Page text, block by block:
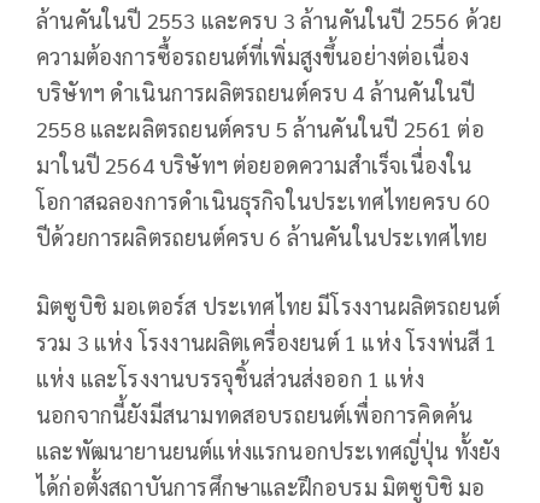
ล้านคันในปี 2553 และครบ 3 ล้านคันในปี 2556 ด้วย
ความต้องการซื้อรถยนต์ที่เพิ่มสูงขึ้นอย่างต่อเนื่อง
บริษัทฯ ดำเนินการผลิตรถยนต์ครบ 4 ล้านคันในปี
2558 และผลิตรถยนต์ครบ 5 ล้านคันในปี 2561 ต่อ
มาในปี 2564 บริษัทฯ ต่อยอดความสำเร็จเนื่องใน
โอกาสฉลองการดำเนินธุรกิจในประเทศไทยครบ 60
ปีด้วยการผลิตรถยนต์ครบ 6 ล้านคันในประเทศไทย
มิตซูบิชิ มอเตอร์ส ประเทศไทย มีโรงงานผลิตรถยนต์
รวม 3 แห่ง โรงงานผลิตเครื่องยนต์ 1 แห่ง โรงพ่นสี 1
แห่ง และโรงงานบรรจุชิ้นส่วนส่งออก 1 แห่ง
นอกจากนี้ยังมีสนามทดสอบรถยนต์เพื่อการคิดค้น
และพัฒนายานยนต์แห่งแรกนอกประเทศญี่ปุ่น ทั้งยัง
ได้ก่อตั้งสถาบันการศึกษาและฝึกอบรม มิตซูบิชิ มอ